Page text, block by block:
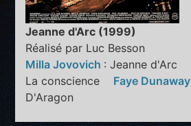
Jeanne d'Arc (1999)
Réalisé par Luc Besson
Milla Jovovich : Jeanne d'Arc
La conscience Faye Dunaway
D'Aragon